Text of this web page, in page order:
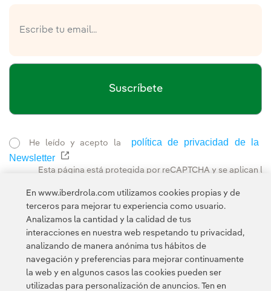
Suscríbete
He leído y acepto la
política de privacidad de la
Newsletter
Enlace externo, se abre en ventana nueva.
Esta página está protegida por reCAPTCHA y se aplican la
En www.iberdrola.com utilizamos cookies propias y de
terceros para mejorar tu experiencia como usuario.
Analizamos la cantidad y la calidad de tus
interacciones en nuestra web respetando tu privacidad,
analizando de manera anónima tus hábitos de
navegación y preferencias para mejorar continuamente
la web y en algunos casos las cookies pueden ser
utilizadas para personalización de anuncios. Ten en